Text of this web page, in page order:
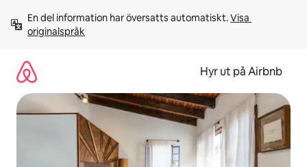
innehåll
En del information har översatts automatiskt. Visa
originalspråk
Hyr ut på Airbnb